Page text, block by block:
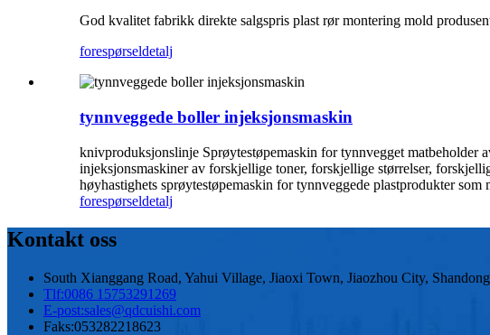
God kvalitet fabrikk direkte salgspris plast rør montering mold
forespørseldetalj
tynnveggede boller injeksjonsmaskin
knivproduksjonslinje Sprøytestøpemaskin for tynnvegget matbeholder
injeksjonsmaskiner av forskjellige toner, forskjellige størrelser,
høyhastighets sprøytestøpemaskin for tynnveggede plastprodukter som
forespørseldetalj
Kontakt oss
South Xianggang Road, Yahui Village, Jiaoxi Town, Jiaozhou City,
Tlf:0086 15753291269
E-post:sales@qdcuishi.com
Faks:053282218623